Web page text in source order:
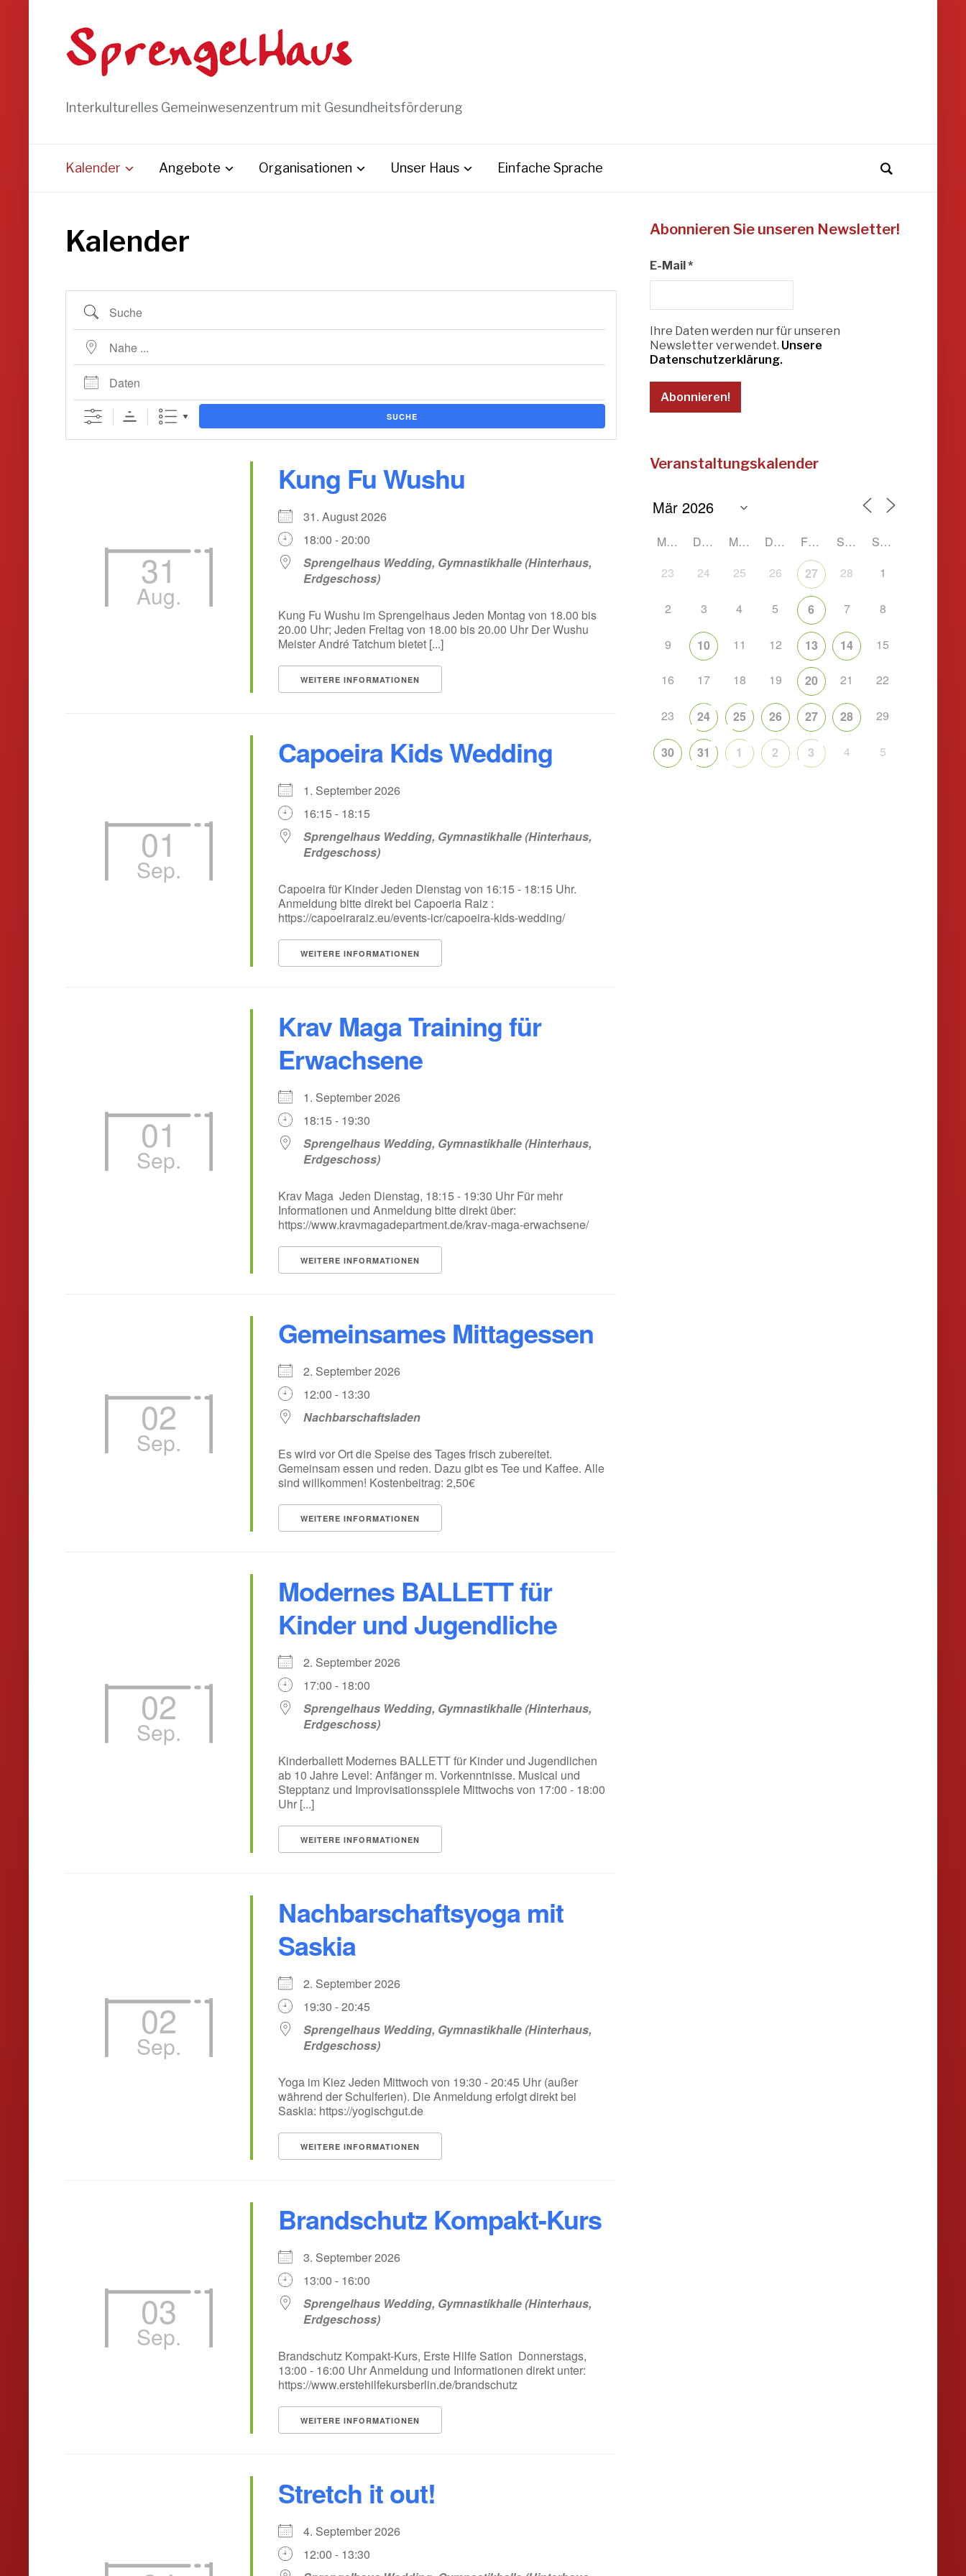
Interkulturelles Gemeinwesenzentrum mit Gesundheitsförderung
Kalender Angebote Organisationen Unser Haus Einfache Sprache
Kalender
Suche
Nahe ...
Daten
SUCHE
31
Aug.
Kung Fu Wushu
31. August 2026
18:00 - 20:00
Sprengelhaus Wedding, Gymnastikhalle (Hinterhaus,
Erdgeschoss)
Kung Fu Wushu im Sprengelhaus Jeden Montag von 18.00 bis
20.00 Uhr; Jeden Freitag von 18.00 bis 20.00 Uhr Der Wushu
Meister André Tatchum bietet [...]
WEITERE INFORMATIONEN
01
Sep.
Capoeira Kids Wedding
1. September 2026
16:15 - 18:15
Sprengelhaus Wedding, Gymnastikhalle (Hinterhaus,
Erdgeschoss)
Capoeira für Kinder Jeden Dienstag von 16:15 - 18:15 Uhr.
Anmeldung bitte direkt bei Capoeria Raiz :
https://capoeiraraiz.eu/events-icr/capoeira-kids-wedding/
WEITERE INFORMATIONEN
01
Sep.
Krav Maga Training für
Erwachsene
1. September 2026
18:15 - 19:30
Sprengelhaus Wedding, Gymnastikhalle (Hinterhaus,
Erdgeschoss)
Krav Maga Jeden Dienstag, 18:15 - 19:30 Uhr Für mehr
Informationen und Anmeldung bitte direkt über:
https://www.kravmagadepartment.de/krav-maga-erwachsene/
WEITERE INFORMATIONEN
02
Sep.
Gemeinsames Mittagessen
2. September 2026
12:00 - 13:30
Nachbarschaftsladen
Es wird vor Ort die Speise des Tages frisch zubereitet.
Gemeinsam essen und reden. Dazu gibt es Tee und Kaffee. Alle
sind willkommen! Kostenbeitrag: 2,50€
WEITERE INFORMATIONEN
02
Sep.
Modernes BALLETT für
Kinder und Jugendliche
2. September 2026
17:00 - 18:00
Sprengelhaus Wedding, Gymnastikhalle (Hinterhaus,
Erdgeschoss)
Kinderballett Modernes BALLETT für Kinder und Jugendlichen
ab 10 Jahre Level: Anfänger m. Vorkenntnisse. Musical und
Stepptanz und Improvisationsspiele Mittwochs von 17:00 - 18:00
Uhr [...]
WEITERE INFORMATIONEN
02
Sep.
Nachbarschaftsyoga mit
Saskia
2. September 2026
19:30 - 20:45
Sprengelhaus Wedding, Gymnastikhalle (Hinterhaus,
Erdgeschoss)
Yoga im Kiez Jeden Mittwoch von 19:30 - 20:45 Uhr (außer
während der Schulferien). Die Anmeldung erfolgt direkt bei
Saskia: https://yogischgut.de
WEITERE INFORMATIONEN
03
Sep.
Brandschutz Kompakt-Kurs
3. September 2026
13:00 - 16:00
Sprengelhaus Wedding, Gymnastikhalle (Hinterhaus,
Erdgeschoss)
Brandschutz Kompakt-Kurs, Erste Hilfe Sation Donnerstags,
13:00 - 16:00 Uhr Anmeldung und Informationen direkt unter:
https://www.erstehilfekursberlin.de/brandschutz
WEITERE INFORMATIONEN
Stretch it out!
4. September 2026
12:00 - 13:30
Abonnieren Sie unseren Newsletter!
E-Mail*
Ihre Daten werden nur für unseren
Newsletter verwendet. Unsere
Datenschutzerklärung.
Veranstaltungskalender
MONTAG DIENSTAG MITTWOCH DONNERSTAG FREITAG SAMSTAG
SONNTAG
23
24 25 26 27 28 1
2 3 4 5 6 7 8
9 10 11 12 13 14 15
16 17 18 19 20 21 22
23 24 25 26 27 28 29
30 31 1 2 3 4 5